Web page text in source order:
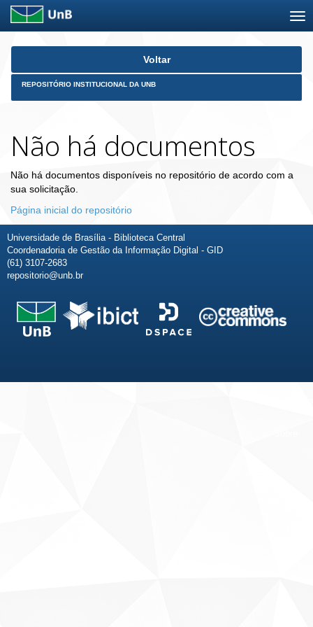
Skip
Voltar
REPOSITÓRIO INSTITUCIONAL DA UNB
Não há documentos
Não há documentos disponíveis no repositório de acordo com a
sua solicitação.
Página inicial do repositório
Universidade de Brasília - Biblioteca Central
Coordenadoria de Gestão da Informação Digital - GID
(61) 3107-2683
repositorio@unb.br